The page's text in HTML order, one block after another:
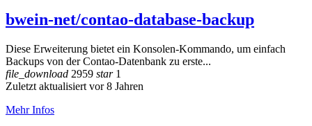
bwein-net/contao-database-backup
Diese Erweiterung bietet ein Konsolen-Kommando, um einfach
Backups von der Contao-Datenbank zu erste...
file_download 2959 star1
Zuletzt aktualisiert vor 8 Jahren
Mehr Infos